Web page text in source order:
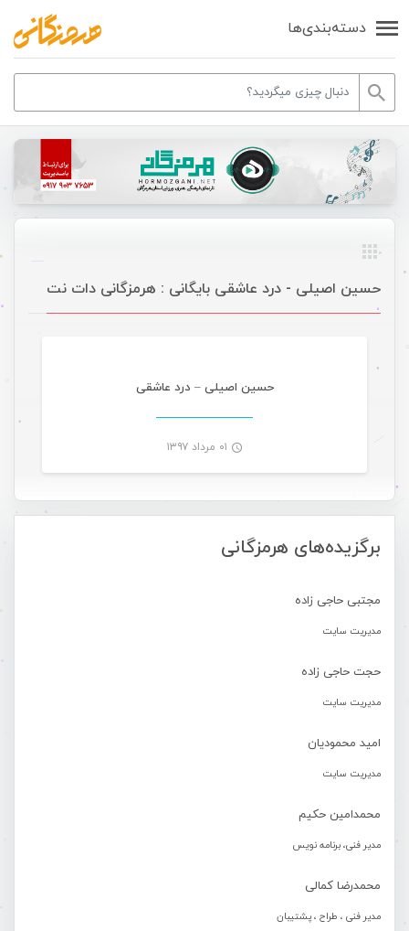
دسته‌بندی‌ها
برگزیده‌های هرمزگانی
مجتبی حاجی زاده
مدیریت سایت
حجت حاجی زاده
مدیریت سایت
امید محمودیان
مدیریت سایت
محمدامین حکیم
مدیر فنی، برنامه نویس
محمدرضا کمالی
مدیر فنی ، طراح ، پشتیبان
حسین اصیلی - درد عاشقی بایگانی : هرمزگانی دات نت
حسین اصیلی – درد عاشقی
۰۱ مرداد ۱۳۹۷